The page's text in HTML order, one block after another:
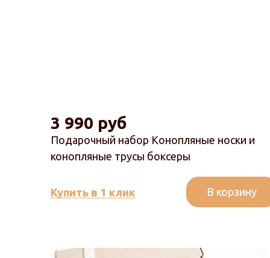
Подарочный набор Конопляные носки и
конопляные трусы боксеры
3 990 руб
Купить в 1 клик В корзину